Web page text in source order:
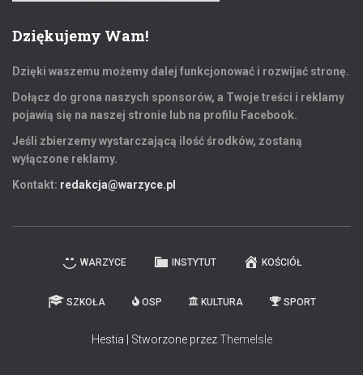
Dziękujemy Wam!
Dzięki waszemu możemy dalej funkcjonować i rozwijać stronę.
Dołącz do grona naszych sponsorów, a Twoje treści i reklamy
pojawią się na naszej stronie lub na profilu Facebook.
Jeśli zbierzemy wystarczającą ilość środków, zostaną
wyłączone reklamy.
Kontakt: redakcja@warzyce.pl
WARZYCE INSTYTUT KOŚCIÓŁ
SZKOŁA OSP KULTURA SPORT
Hestia | Stworzone przezThemeIsle